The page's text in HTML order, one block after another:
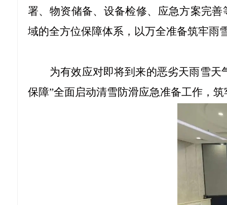
署、物资储备、设备检修、应急方案完
域的全方位保障体系，以万全准备筑牢雨
为有效应对即将到来的恶劣天雨雪
保障”全面启动清雪防滑应急准备工作，